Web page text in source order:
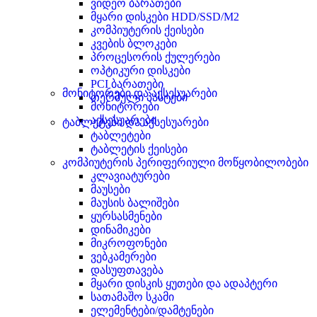
ვიდეო ბარათები
მყარი დისკები HDD/SSD/M2
კომპიუტერის ქეისები
კვების ბლოკები
პროცესორის ქულერები
ოპტიკური დისკები
PCI ბარათები
თერმული პასტები
მონიტორები და აქსესუარები
მონიტორები
აქსესუარები
ტაბლეტები და აქსესუარები
ტაბლეტები
ტაბლეტის ქეისები
კომპიუტერის პერიფერიული მოწყობილობები
კლავიატურები
მაუსები
მაუსის ბალიშები
ყურსასმენები
დინამიკები
მიკროფონები
ვებკამერები
დასუფთავება
მყარი დისკის ყუთები და ადაპტერი
სათამაშო სკამი
ელემენტები/დამტენები